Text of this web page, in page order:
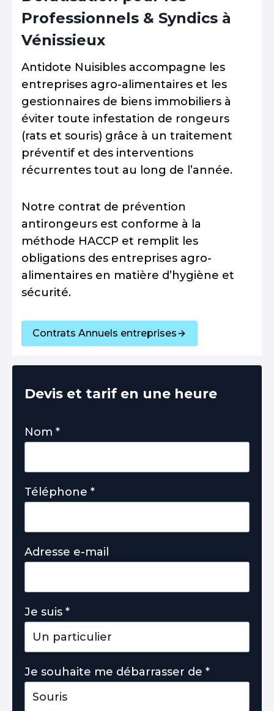
Professionnels & Syndics à
Vénissieux
Antidote Nuisibles accompagne les
entreprises agro-alimentaires et les
gestionnaires de biens immobiliers à
éviter toute infestation de rongeurs
(rats et souris) grâce à un traitement
préventif et des interventions
récurrentes tout au long de l’année.
Notre contrat de prévention
antirongeurs est conforme à la
méthode HACCP et remplit les
obligations des entreprises agro-
alimentaires en matière d’hygiène et
sécurité.
Contrats Annuels entreprises
Devis et tarif en une heure
Nom *
Téléphone *
Adresse e-mail
Je suis *
Je souhaite me débarrasser de *